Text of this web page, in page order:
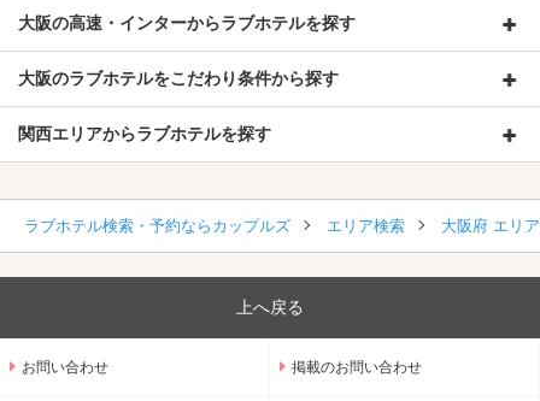
大阪の高速・インターからラブホテルを探す
大阪のラブホテルをこだわり条件から探す
関西エリアからラブホテルを探す
ラブホテル検索・予約ならカップルズ エリア検索 大阪府 エリ
上へ戻る
お問い合わせ 掲載のお問い合わせ